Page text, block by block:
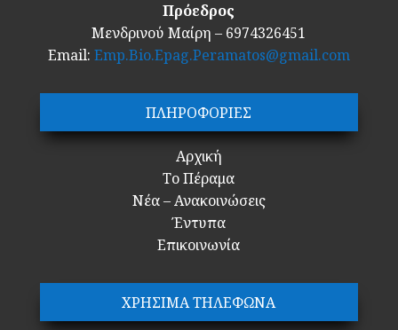
Πρόεδρος
Μενδρινού Μαίρη – 6974326451
Email: Emp.Bio.Epag.Peramatos@gmail.com
ΠΛΗΡΟΦΟΡΙΕΣ
Αρχική
Το Πέραμα
Νέα – Ανακοινώσεις
Έντυπα
Επικοινωνία
ΧΡΗΣΙΜΑ ΤΗΛΕΦΩΝΑ